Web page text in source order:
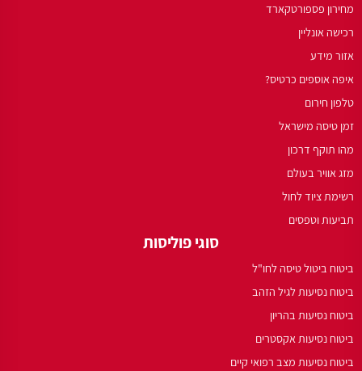
מחירון פספורטקארד
רכישה אונליין
אזור מידע
איפה אוספים כרטיס?
טלפון חירום
זמן טיסה מישראל
מהו תוקף דרכון
מזג אוויר בעולם
רשימת ציוד לחול
תביעות וטפסים
סוגי פוליסות
ביטוח ביטול טיסה לחו"ל
ביטוח נסיעות לגיל הזהב
ביטוח נסיעות בהריון
ביטוח נסיעות אקסטרים
ביטוח נסיעות מצב רפואי קיים